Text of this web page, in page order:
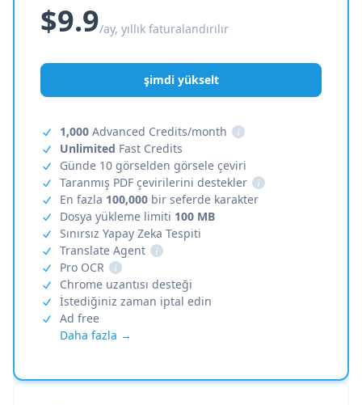
$9.9/ay, yıllık faturalandırılır
şimdi yükselt
1,000 Advanced Credits/month
i
Unlimited Fast Credits
Günde 10 görselden görsele çeviri
Taranmış PDF çevirilerini destekler
i
En fazla 100,000 bir seferde karakter
Dosya yükleme limiti 100 MB
Sınırsız Yapay Zeka Tespiti
Translate Agent
i
Pro OCR
i
Chrome uzantısı desteği
İstediğiniz zaman iptal edin
Ad free
Daha fazla →